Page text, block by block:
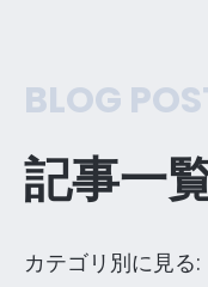
BLOG
記事一
カテゴリ別に見る: